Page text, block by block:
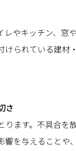
レやキッチン、窓
けられている建材
さ
ます。不具合を
響を与えることや